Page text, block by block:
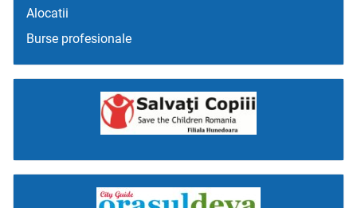
Alocatii
Burse profesionale